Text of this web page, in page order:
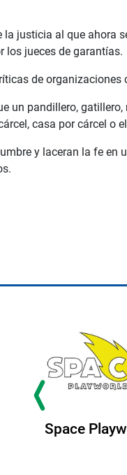
justicia al que ahora
los jueces de garantías.
de
un pandillero,
casa por cárcel o
y laceran la fe
Albrook